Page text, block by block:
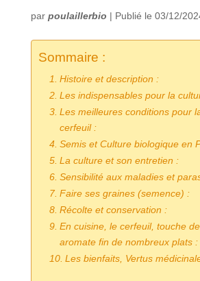
par poulaillerbio | Publié le 03/12/
Sommaire :
Histoire et description :
Les indispensables pour la
Les meilleures conditions pour
cerfeuil :
Semis et Culture biologique en
La culture et son entretien :
Sensibilité aux maladies et
Faire ses graines (semence) :
Récolte et conservation :
En cuisine, le cerfeuil, touche
aromate fin de nombreux plats :
Les bienfaits, Vertus